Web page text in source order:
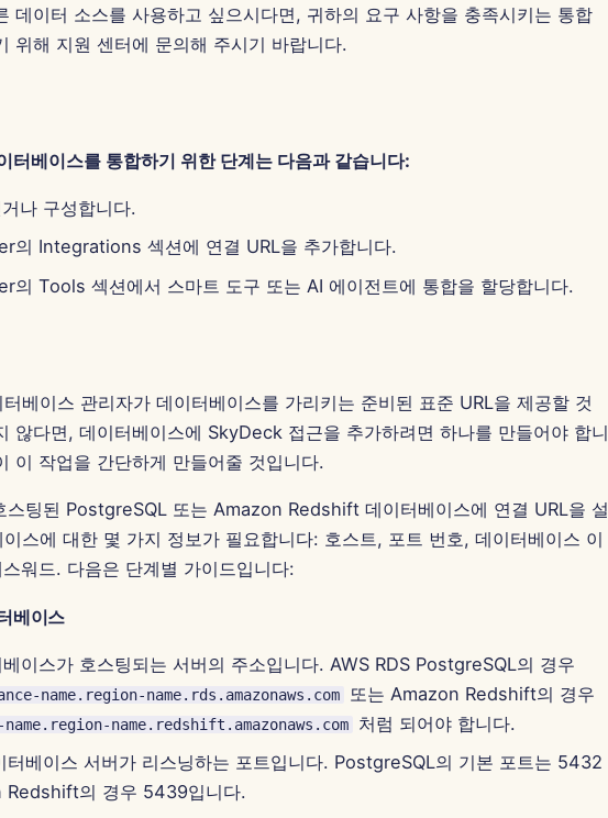
데이터 소스를 사용하고 싶으시다면, 귀하의 요구 사항을 충족시키는 통합
위해 지원 센터에 문의해 주시기 바랍니다.
베이스를 통합하기 위한 단계는 다음과 같습니다:
나 구성합니다.
의 Integrations 섹션에 연결 URL을 추가합니다.
Tools 섹션에서 스마트 도구 또는 AI 에이전트에 통합을 할당합니다.
베이스 관리자가 데이터베이스를 가리키는 준비된 표준 URL을 제공할 것
않다면, 데이터베이스에 SkyDeck 접근을 추가하려면 하나를 만들어야 합니
이 작업을 간단하게 만들어줄 것입니다.
팅된 PostgreSQL 또는 Amazon Redshift 데이터베이스에 연결 URL을 설
스에 대한 몇 가지 정보가 필요합니다: 호스트, 포트 번호, 데이터베이스 이
워드. 다음은 단계별 가이드입니다:
베이스
이스가 호스팅되는 서버의 주소입니다. AWS RDS PostgreSQL의 경우
name.region-name.rds.amazonaws.com 또는 Amazon Redshift의 경우
name.redshift.amazonaws.com
처럼 되어야 합니다.
터베이스 서버가 리스닝하는 포트입니다. PostgreSQL의 기본 포트는 5432
Redshift의 경우 5439입니다.